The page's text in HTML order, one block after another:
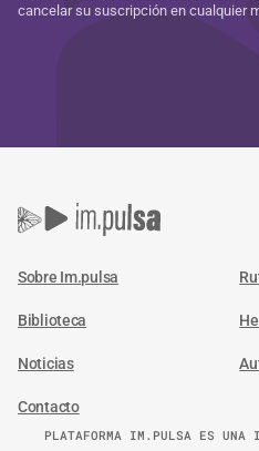
cancelar su suscripción en cualquier
Sobre Im.pulsa
Biblioteca
Noticias
Contacto
PLATAFORMA IM.PULSA ES